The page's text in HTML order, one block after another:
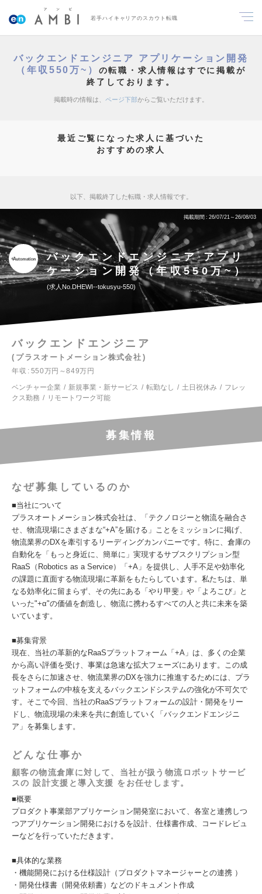
若手ハイキャリアのスカウト転職
バックエンドエンジニア アプリケーション開発
（年収550万~） の転職・求人情報はすでに掲載が
終了しております。
掲載時の情報は、 ページ下部からご覧いただけます。
最近ご覧になった求人に基づいた
おすすめの求人
以下、掲載終了した転職・求人情報です。
掲載期間 26/07/21～26/08/03
バックエンドエンジニア アプリ
ケーション開発（年収550万~）
求人No.DHEWI--tokusyu-550
バックエンドエンジニア
プラスオートメーション株式会社
年収
550万円～849万円
ベンチャー企業
新規事業・新サービス 転勤なし 土日祝休み
フレッ
クス勤務
リモートワーク可能
募集情報
なぜ募集しているのか
■当社について
プラスオートメーション株式会社は、「テクノロジーと物流を融合さ
せ、物流現場にさまざまな“+A”を届ける」ことをミッションに掲げ、
物流業界のDXを牽引するリーディングカンパニーです。特に、倉庫の
自動化を「もっと身近に、簡単に」実現するサブスクリプション型
RaaS（Robotics as a Service）「+A」を提供し、人手不足や効率化
の課題に直面する物流現場に革新をもたらしています。私たちは、単
なる効率化に留まらず、その先にある「やり甲斐」や「よろこび」と
いった"+α"の価値を創造し、物流に携わるすべての人と共に未来を築
いています。
■募集背景
現在、当社の革新的なRaaSプラットフォーム「+A」は、多くの企業
から高い評価を受け、事業は急速な拡大フェーズにあります。この成
長をさらに加速させ、物流業界のDXを強力に推進するためには、プラ
ットフォームの中核を支えるバックエンドシステムの強化が不可欠で
す。そこで今回、当社のRaaSプラットフォームの設計・開発をリー
ドし、物流現場の未来を共に創造していく「バックエンドエンジニ
ア」を募集します。
どんな仕事か
顧客の物流倉庫に対して、当社が扱う物流ロボットサービ
スの 設計支援と導入支援 をお任せします。
■概要
プロダクト事業部アプリケーション開発室において、各室と連携しつ
つアプリケーション開発におけるを設計、仕様書作成、コードレビュ
ーなどを行っていただきます。
■具体的な業務
・機能開発における仕様設計（プロダクトマネージャーとの連携 ）
・開発仕様書（開発依頼書）などのドキュメント作成